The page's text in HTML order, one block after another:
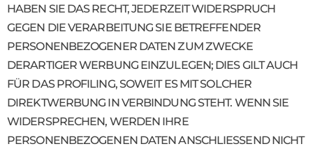
HABEN SIE DAS RECHT, JEDERZEIT WIDERSPRUCH
GEGEN DIE VERARBEITUNG SIE BETREFFENDER
PERSONENBEZOGENER DATEN ZUM ZWECKE
DERARTIGER WERBUNG EINZULEGEN; DIES GILT AUCH
FÜR DAS PROFILING, SOWEIT ES MIT SOLCHER
DIREKTWERBUNG IN VERBINDUNG STEHT. WENN SIE
WIDERSPRECHEN, WERDEN IHRE
PERSONENBEZOGENEN DATEN ANSCHLIESSEND NICHT